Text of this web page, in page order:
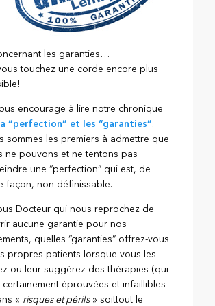
les garanties…
touchez une corde encore plus
encourage à lire notre chronique
la “perfection” et les “garanties”.
sommes les premiers à admettre que
ne pouvons et ne tentons pas
une “perfection” qui est, de
façon, non définissable.
Docteur qui nous reprochez de
aucune garantie pour nos
quelles “garanties” offrez-vous
propres patients lorsque vous les
ou leur suggérez des thérapies (qui
certainement éprouvées et infaillibles
« risques et périls» soittout le